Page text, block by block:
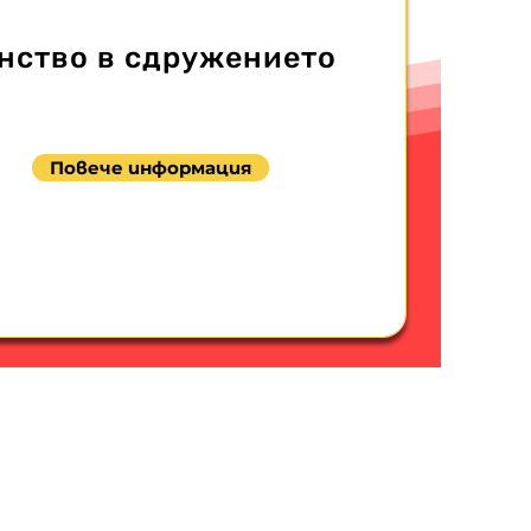
в сдружението
Повече информация